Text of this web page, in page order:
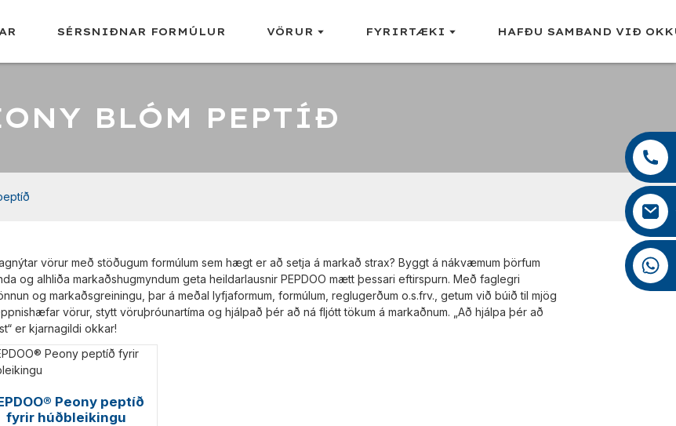
SÉRSNIÐNAR FORMÚLUR VÖRUR FYRIRTÆKI HAFÐU SAMBAND VIÐ
+86 0592 5599526
+86 18965423693
BLÓM PEPTÍÐ
vörur með stöðugum formúlum sem hægt er að setja á markað strax? Byggt á nákvæmum þörfum
og alhliða markaðshugmyndum geta heildarlausnir PEPDOO mætt þessari eftirspurn. Með faglegri
og markaðsgreiningu, þar á meðal lyfjaformum, formúlum, reglugerðum o.s.frv., getum við búið til mjög
vörur, stytt vöruþróunartíma og hjálpað þér að ná fljótt tökum á markaðnum. „Að hjálpa þér að
er kjarnagildi okkar!
Peony peptíð
fyrir húðbleikingu